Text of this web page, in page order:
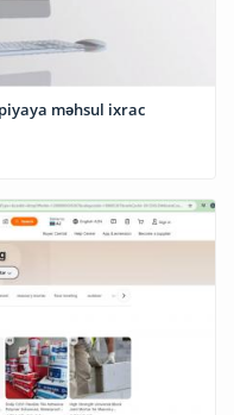
məhsul ixrac